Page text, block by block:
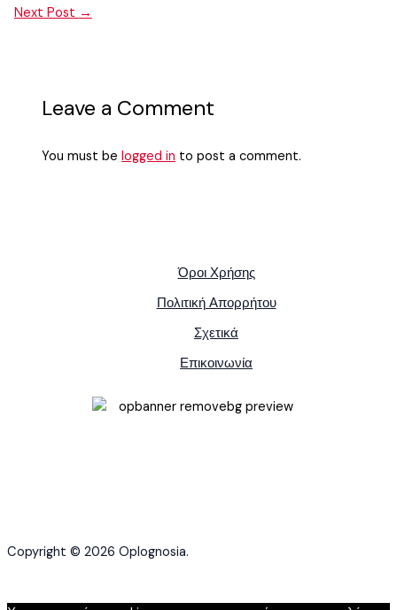
Next Post →
Leave a Comment
You must belogged in to post a comment.
Όροι Χρήσης
Πολιτική Απορρήτου
Σχετικά
Επικοινωνία
Copyright © 2026 Oplognosia.